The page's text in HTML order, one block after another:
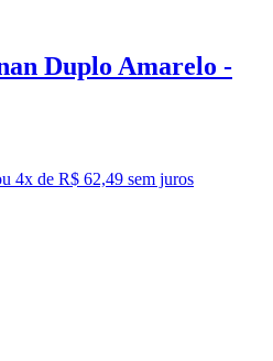
Duplo Amarelo -
4x de R$ 62,49 sem juros